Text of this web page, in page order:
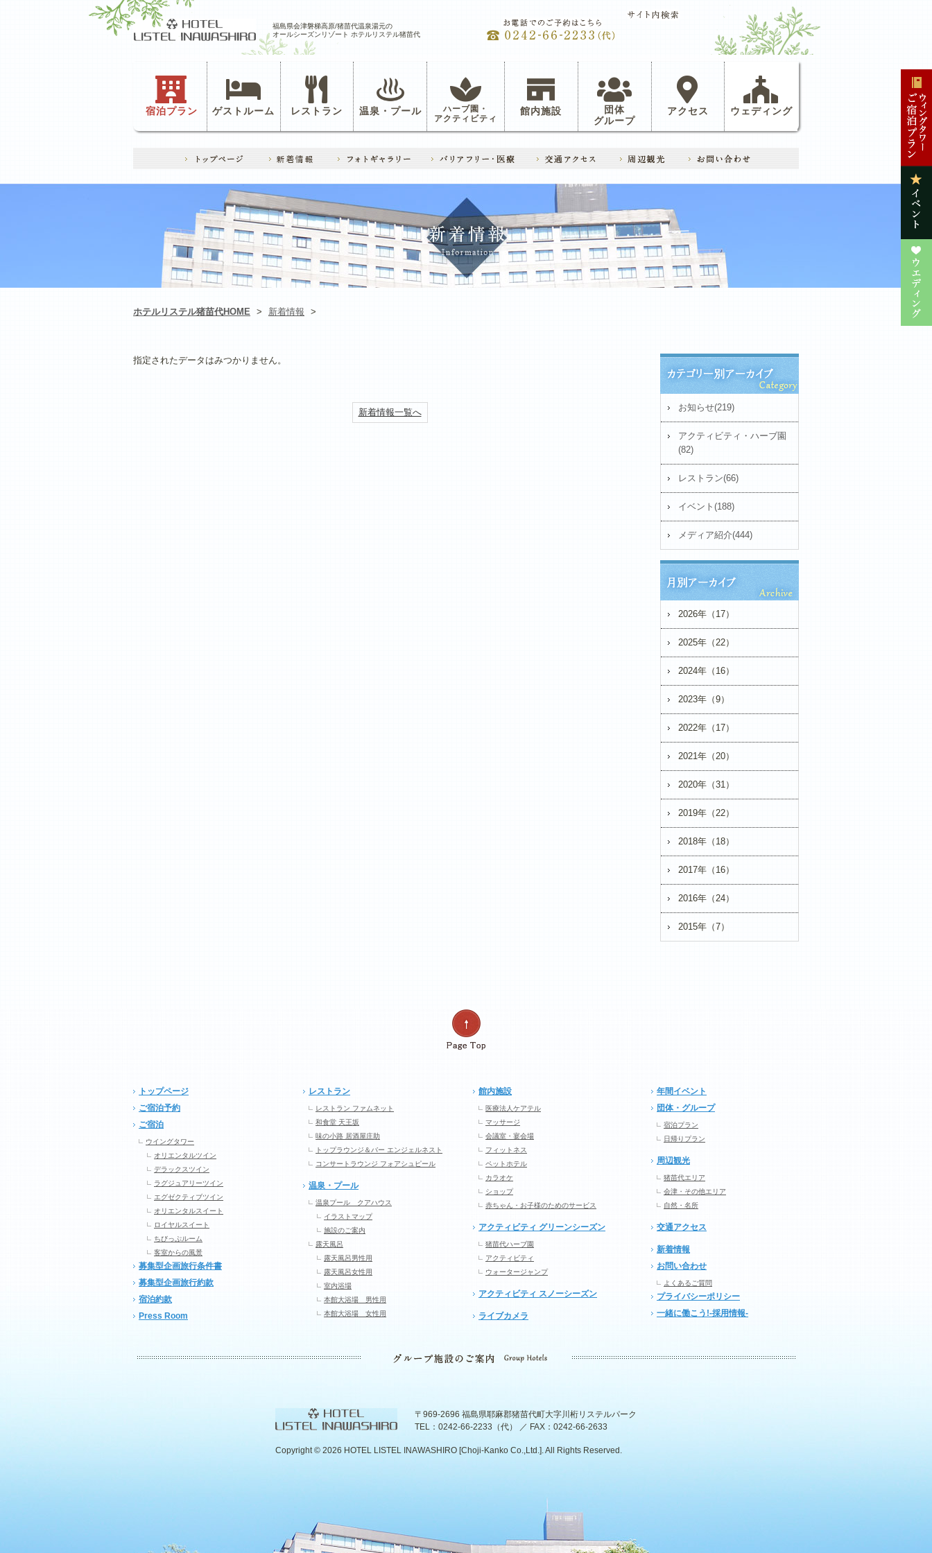
福島県会津磐梯高原/猪苗代温泉湯元の
オールシーズンリゾート ホテルリステル猪苗代
宿泊プラン ゲストルーム レストラン 温泉・プール ハーブ園・
アクティビティ
館内施設
団体
グループ
アクセス ウェディング
ホテルリステル猪苗代HOME > 新着情報 >
指定されたデータはみつかりません。
新着情報一覧へ お知らせ(219)
アクティビティ・ハーブ園
(82)
レストラン(66)
イベント(188)
メディア紹介(444)
2026年（17）
2025年（22）
2024年（16）
2023年（9）
2022年（17）
2021年（20）
2020年（31）
2019年（22）
2018年（18）
2017年（16）
2016年（24）
2015年（7）
トップページ
ご宿泊予約
ご宿泊
ウイングタワー
オリエンタルツイン
デラックスツイン
ラグジュアリーツイン
エグゼクティブツイン
オリエンタルスイート
ロイヤルスイート
ちびっぷルーム
客室からの風景
募集型企画旅行条件書
募集型企画旅行約款
宿泊約款
Press Room
レストラン
レストラン ファムネット
和食堂 天王坂
味の小路 居酒屋庄助
トップラウンジ＆バー エンジェルネスト
コンサートラウンジ フォアシュピール
温泉・プール
温泉プール クアハウス
イラストマップ
施設のご案内
露天風呂
露天風呂男性用
露天風呂女性用
室内浴場
本館大浴場 男性用
本館大浴場 女性用
館内施設
医療法人ケアテル
マッサージ
会議室・宴会場
フィットネス
ペットホテル
カラオケ
ショップ
赤ちゃん・お子様のためのサービス
アクティビティ グリーンシーズン
猪苗代ハーブ園
アクティビティ
ウォータージャンプ
アクティビティ スノーシーズン
ライブカメラ
年間イベント
団体・グループ
宿泊プラン
日帰りプラン
周辺観光
猪苗代エリア
会津・その他エリア
自然・名所
交通アクセス
新着情報
お問い合わせ
よくあるご質問
プライバシーポリシー
一緒に働こう!-採用情報-
〒969-2696 福島県耶麻郡猪苗代町大字川桁リステルパーク
TEL：0242-66-2233（代） ／ FAX：0242-66-2633
Copyright © 2026 HOTEL LISTEL INAWASHIRO [Choji-Kanko Co.,Ltd.]. All Rights Reserved.